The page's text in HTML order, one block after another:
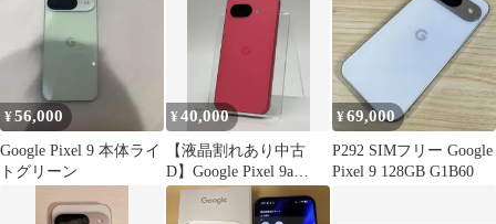
¥56,000
Google Pixel 9 本体ライ
トグリーン
¥40,000
【液晶割れあり中古
D】Google Pixel 9a
128GB Peony SIMフリ
ー 白ロム
¥69,000
P292 SIMフリー Google
Pixel 9 128GB G1B60